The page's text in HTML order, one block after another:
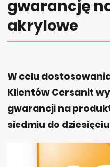
gwarancję
akrylowe
W celu
Klientów Cersanit
gwarancji na
siedmiu do